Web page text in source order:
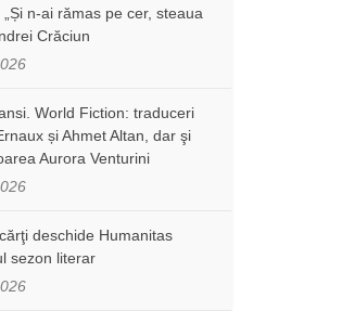
n-ai rămas pe cer, steaua
Crăciun
World Fiction: traduceri
și Ahmet Altan, dar şi
Aurora Venturini
deschide Humanitas
sezon literar